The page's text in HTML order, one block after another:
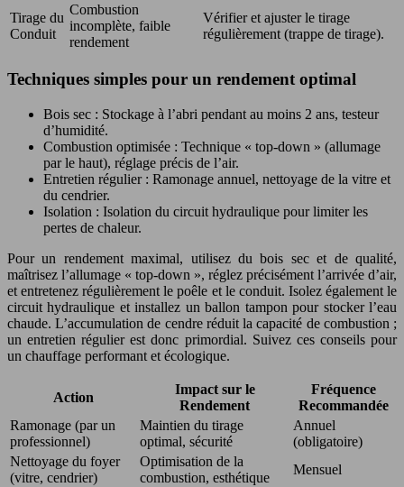
Tirage du
Conduit
Combustion
incomplète, faible
rendement
Vérifier et ajuster le tirage
régulièrement (trappe de tirage).
Techniques simples pour un rendement optimal
Bois sec : Stockage à l’abri pendant au moins 2 ans, testeur
d’humidité.
Combustion optimisée : Technique « top-down » (allumage
par le haut), réglage précis de l’air.
Entretien régulier : Ramonage annuel, nettoyage de la vitre et
du cendrier.
Isolation : Isolation du circuit hydraulique pour limiter les
pertes de chaleur.
Pour un rendement maximal, utilisez du bois sec et de qualité,
maîtrisez l’allumage « top-down », réglez précisément l’arrivée d’air,
et entretenez régulièrement le poêle et le conduit. Isolez également le
circuit hydraulique et installez un ballon tampon pour stocker l’eau
chaude. L’accumulation de cendre réduit la capacité de combustion ;
un entretien régulier est donc primordial. Suivez ces conseils pour
un chauffage performant et écologique.
Action
Impact sur le
Rendement
Fréquence
Recommandée
Ramonage (par un
professionnel)
Maintien du tirage
optimal, sécurité
Annuel
(obligatoire)
Nettoyage du foyer
(vitre, cendrier)
Optimisation de la
combustion, esthétique
Mensuel